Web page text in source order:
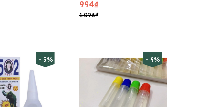
994₫
1.093₫
- 5% - 9%